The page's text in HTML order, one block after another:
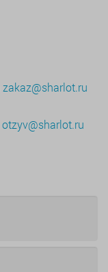
zakaz@sharlot.ru
otzyv@sharlot.ru